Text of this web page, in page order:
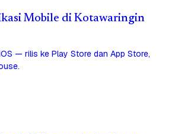
Mobile di Kotawaringin
— rilis ke Play Store dan App Store,